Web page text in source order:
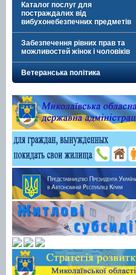
Каталог послуг для
постраждалих від
вибухонебезпечних предметів
Забезпечення рівних прав та
можливостей жінок і чоловіків
Ветеранська політика